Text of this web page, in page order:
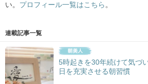
い。 プロフィール一覧はこちら 。
連載記事一覧
5時起きを30年続けて気づ
日を充実させる朝習慣